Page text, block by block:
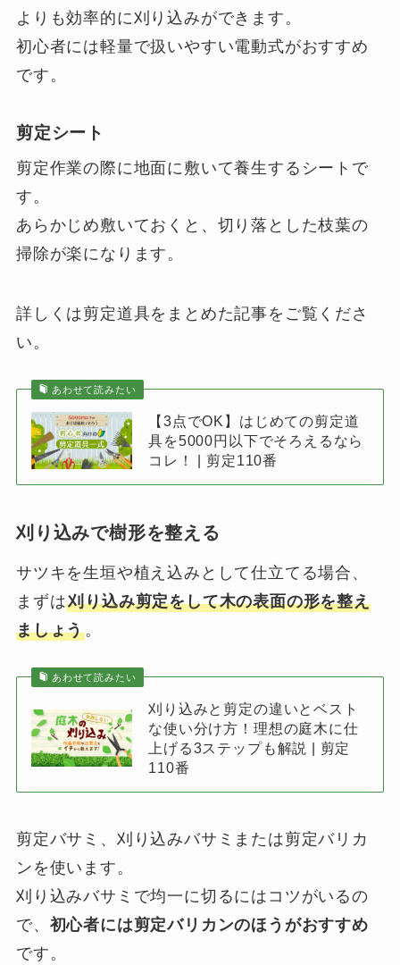
よりも効率的に刈り込みができます。
初心者には軽量で扱いやすい電動式がおすすめ
です。
剪定シート
剪定作業の際に地面に敷いて養生するシートで
す。
あらかじめ敷いておくと、切り落とした枝葉の
掃除が楽になります。
詳しくは剪定道具をまとめた記事をご覧くださ
い。
あわせて読みたい
【3点でOK】はじめての剪定道
具を5000円以下でそろえるなら
コレ！ | 剪定110番
刈り込みで樹形を整える
サツキを生垣や植え込みとして仕立てる場合、
まずは刈り込み剪定をして木の表面の形を整え
ましょう。
あわせて読みたい
刈り込みと剪定の違いとベスト
な使い分け方！理想の庭木に仕
上げる3ステップも解説 | 剪定
110番
剪定バサミ、刈り込みバサミまたは剪定バリカ
ンを使います。
刈り込みバサミで均一に切るにはコツがいるの
で、 初心者には剪定バリカンのほうがおすすめ
です。